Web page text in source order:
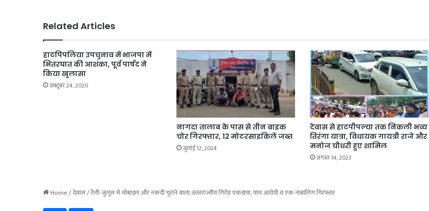
Related Articles
हाटपिपलिया उपचुनाव में भाजपा में
भितरघात की आशंका, पूर्व पार्षद ने
किया खुलासा
अक्टूबर 24, 2020
नागदा तालाब के पास से तीन बाइक
चोर गिरफ्तार, 12 मोटरसाइकिलें जब्त
जुलाई 12, 2024
देवास से हाटपीपल्या तक निकली भव्य
तिरंगा यात्रा, विधायक गायत्री राजे और
मनोज चौधरी हुए शामिल
अगस्त 14, 2023